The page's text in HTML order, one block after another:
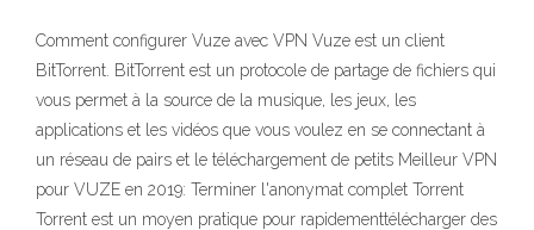
Comment configurer Vuze avec VPN Vuze est un client
BitTorrent. BitTorrent est un protocole de partage de fichiers qui
vous permet à la source de la musique, les jeux, les
applications et les vidéos que vous voulez en se connectant à
un réseau de pairs et le téléchargement de petits Meilleur VPN
pour VUZE en 2019: Terminer l'anonymat complet Torrent
Torrent est un moyen pratique pour rapidementtélécharger des